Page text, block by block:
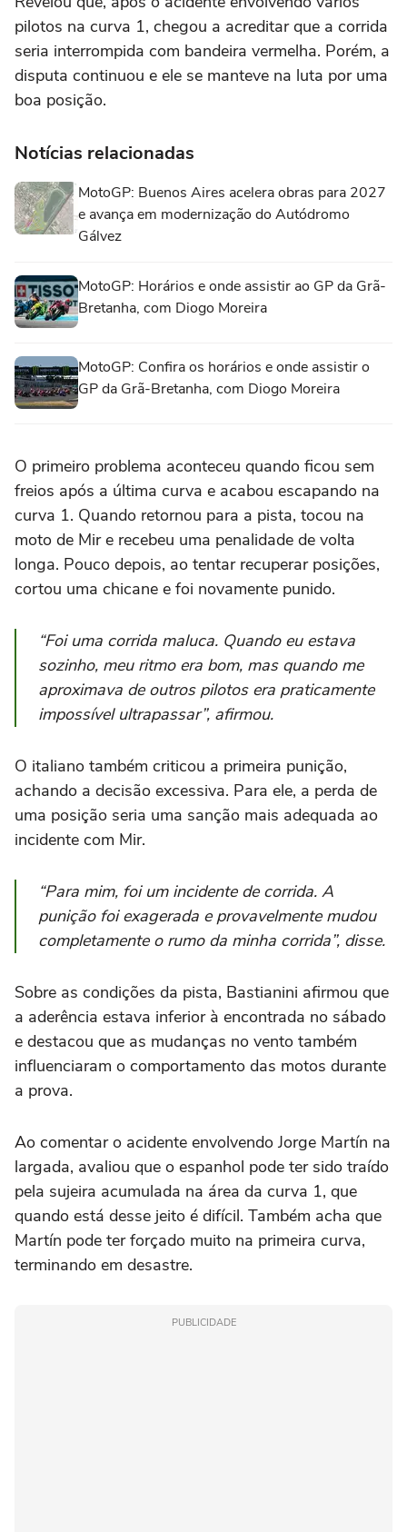
pilotos na curva 1, chegou a acreditar que a corrida
seria interrompida com bandeira vermelha. Porém, a
disputa continuou e ele se manteve na luta por uma
boa posição.
Notícias relacionadas
MotoGP: Buenos Aires acelera obras para 2027
e avança em modernização do Autódromo
Gálvez
MotoGP: Horários e onde assistir ao GP da Grã-
Bretanha, com Diogo Moreira
MotoGP: Confira os horários e onde assistir o
GP da Grã-Bretanha, com Diogo Moreira
O primeiro problema aconteceu quando ficou sem
freios após a última curva e acabou escapando na
curva 1. Quando retornou para a pista, tocou na
moto de Mir e recebeu uma penalidade de volta
longa. Pouco depois, ao tentar recuperar posições,
cortou uma chicane e foi novamente punido.
“Foi uma corrida maluca. Quando eu estava
sozinho, meu ritmo era bom, mas quando me
aproximava de outros pilotos era praticamente
impossível ultrapassar”, afirmou.
O italiano também criticou a primeira punição,
achando a decisão excessiva. Para ele, a perda de
uma posição seria uma sanção mais adequada ao
incidente com Mir.
“Para mim, foi um incidente de corrida. A
punição foi exagerada e provavelmente mudou
completamente o rumo da minha corrida”, disse.
Sobre as condições da pista, Bastianini afirmou que
a aderência estava inferior à encontrada no sábado
e destacou que as mudanças no vento também
influenciaram o comportamento das motos durante
a prova.
Ao comentar o acidente envolvendo Jorge Martín na
largada, avaliou que o espanhol pode ter sido traído
pela sujeira acumulada na área da curva 1, que
quando está desse jeito é difícil. Também acha que
Martín pode ter forçado muito na primeira curva,
terminando em desastre.
PUBLICIDADE